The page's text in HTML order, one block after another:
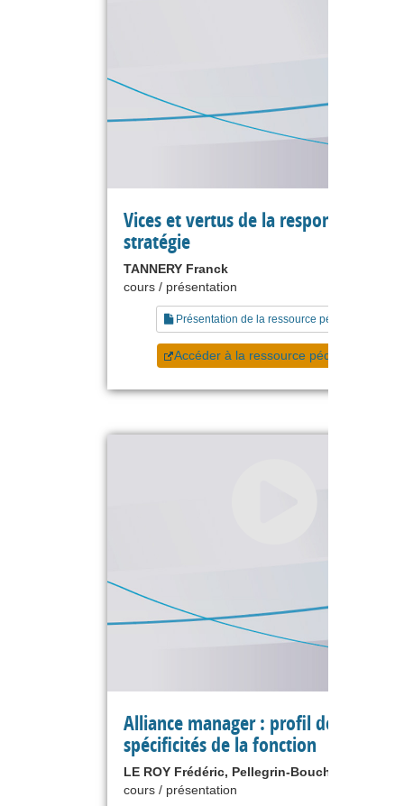
Vices et vertus de la responsabilité
stratégie
TANNERY Franck
cours / présentation
Présentation de la ressource pédagogique
Accéder à la ressource pédagogique
Alliance manager : profil des
spécificités de la fonction
LE ROY Frédéric, Pellegrin-Boucher Estelle
cours / présentation